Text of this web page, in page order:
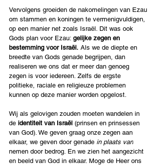
Vervolgens groeiden de nakomelingen van Ezau
om stammen en koningen te vermenigvuldigen,
op een manier net zoals Israël. Dit was ook
Gods plan voor Ezau: gelijke zegen en
bestemming voor Israël. Als we de diepte en
breedte van Gods genade begrijpen, dan
realiseren we ons dat er meer dan genoeg
zegen is voor iedereen. Zelfs de ergste
politieke, raciale en religieuze problemen
kunnen op deze manier worden opgelost.
Wij als gelovigen zouden moeten wandelen in
de identiteit van Israël (prinsen en prinsessen
van God). We geven graag onze zegen aan
elkaar, we geven door genade in plaats van
nemen door bedrog. En we zien het aangezicht
en beeld van God in elkaar. Moge de Heer ons